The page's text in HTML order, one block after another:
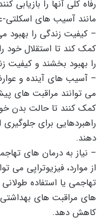
رفاه کلی آنها را
مانند آسیب های اسکلتی-
– کیفیت زندگی را بهبود
کمک کند تا استقلال خود را
را بهبود بخشند و کیفیت
– آسیب های آینده و
می توانند مراقبت های
کمک کنند تا حالت بدن
راهبردهایی برای
دهند.
– نیاز به درمان های
از موارد، فیزیوتراپی
تهاجمی یا استفاده
های مراقبت های
کاهش دهد.